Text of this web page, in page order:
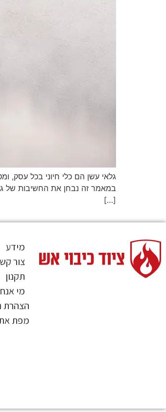
גלאי עשן הם כלי חיוני בכל עסק,
במאמר זה נבחן את החשיבות של
[…]
מידע
צור
תקנון
מי
הצהרת
מפת